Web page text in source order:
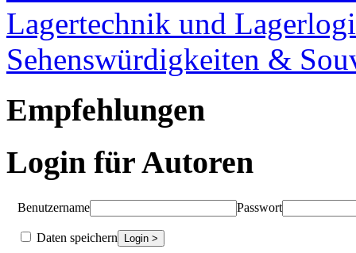
Lagertechnik und
Sehenswürdigkeiten &
Empfehlungen
Login für Autoren
Benutzername Passwort
Daten speichern